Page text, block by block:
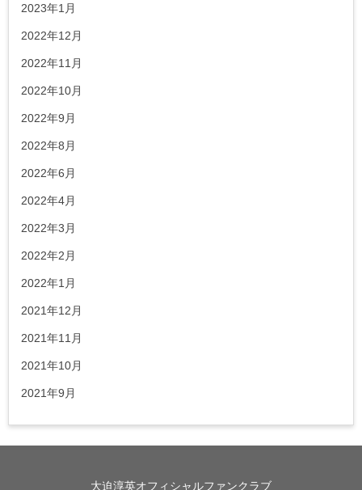
2023年1月
2022年12月
2022年11月
2022年10月
2022年9月
2022年8月
2022年6月
2022年4月
2022年3月
2022年2月
2022年1月
2021年12月
2021年11月
2021年10月
2021年9月
大迫淳英オフィシャルファンクラブ